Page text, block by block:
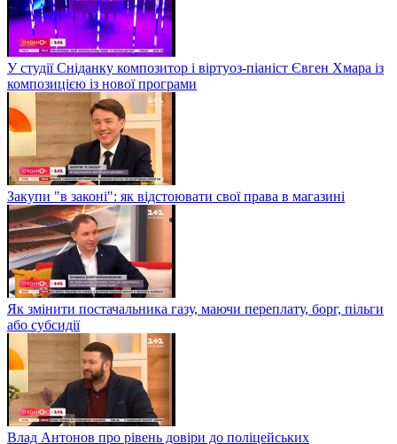
У студії Сніданку композитор і віртуоз-піаніст Євген Хмара із
композицією із нової програми
Закупи "в законі": як відстоювати свої права в магазині
Як змінити постачальника газу, маючи переплату, борг, пільги
або субсидії
Влад Антонов про рівень довіри до поліцейських